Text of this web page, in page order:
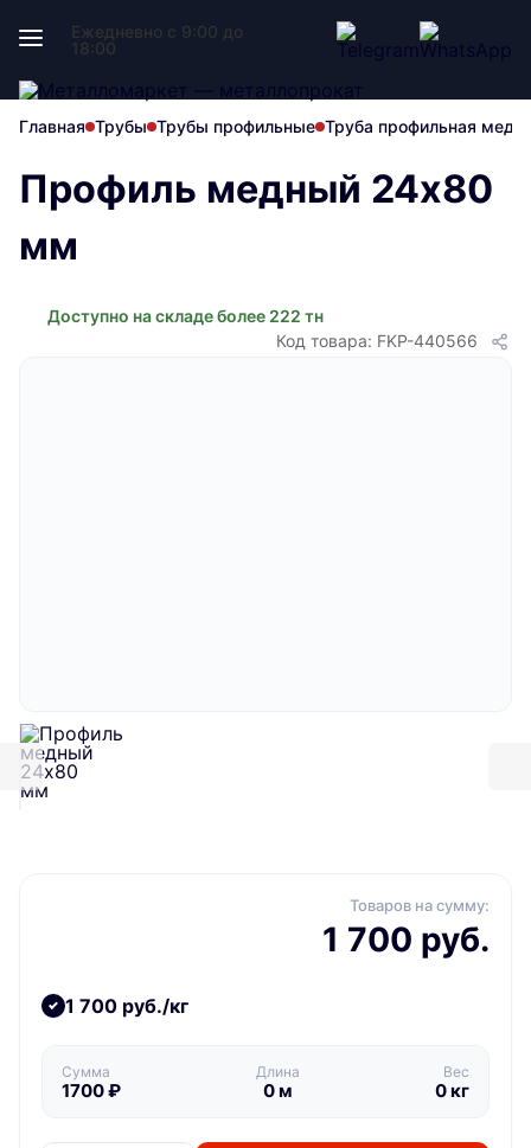
Ежедневно с 9:00 до
18:00
Главная Трубы Трубы профильные Труба профильная
Профиль медный 24х80
мм
Доступно на складе более 222 тн
Код товара: FKP-440566
Товаров на сумму:
1 700 руб.
1 700 руб./кг
Сумма
1700₽
Длина
0м
Вес
0кг